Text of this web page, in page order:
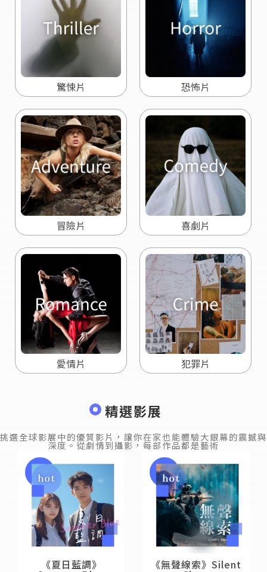
驚悚片 恐怖片
冒險片 喜劇片
愛情片 犯罪片
精選影展
挑選全球影展中的優質影片，讓你在家也能體驗大銀幕的震撼與
深度。從劇情到攝影，每部作品都是藝術
《夏日藍調》 《無聲線索》Silent